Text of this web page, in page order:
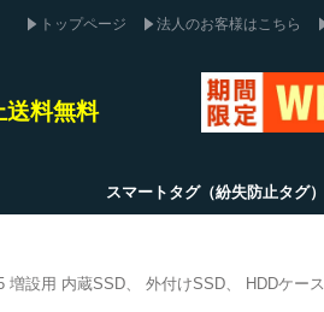
トップページ 法人のお客様はこちら
送料無料
スマートタグ（紛失防止タグ）
増設用 内蔵SSD 外付けSSD HDDケース